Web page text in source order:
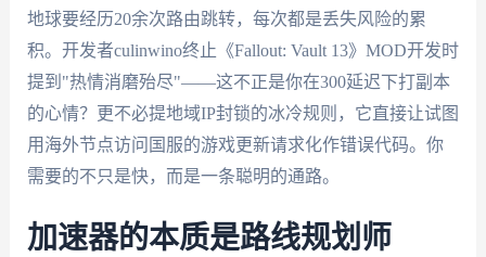
地球要经历20余次路由跳转，每次都是丢失风险的累
积。开发者culinwino终止《Fallout: Vault 13》MOD开发时
提到"热情消磨殆尽"——这不正是你在300延迟下打副本
的心情？更不必提地域IP封锁的冰冷规则，它直接让试图
用海外节点访问国服的游戏更新请求化作错误代码。你
需要的不只是快，而是一条聪明的通路。
加速器的本质是路线规划师